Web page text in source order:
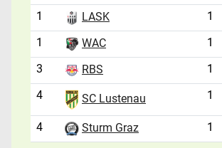
1
LASK 1
1
WAC 1
3
RBS 1
4
SC Lustenau 1
4 Sturm Graz 1